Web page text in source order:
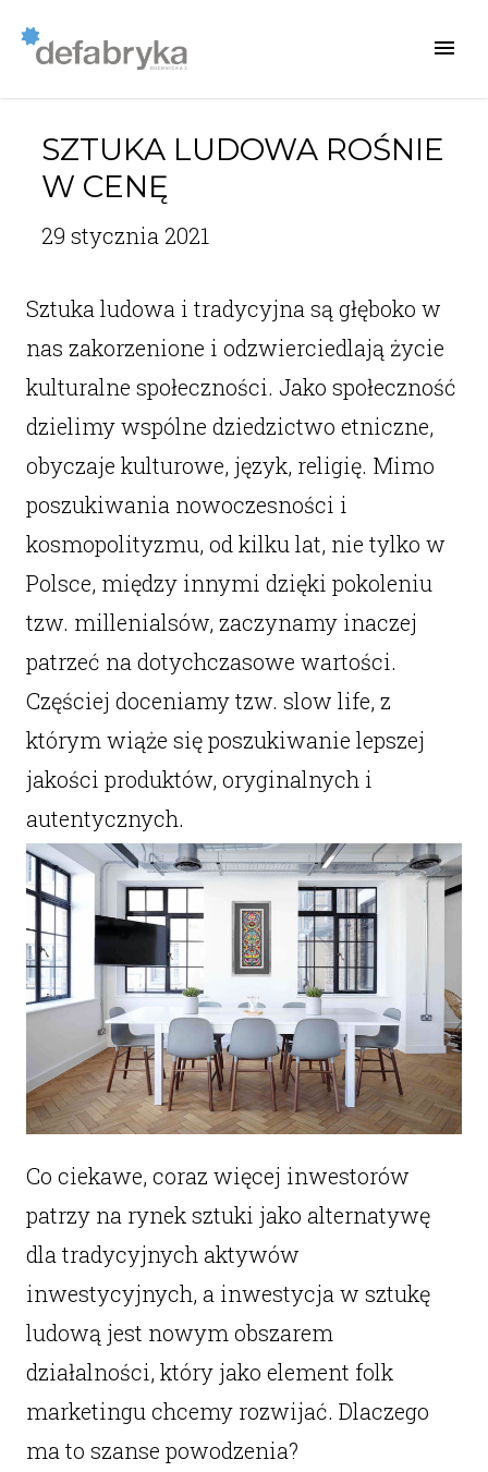
SZTUKA LUDOWA ROŚNIE
W CENĘ
29 stycznia 2021
Sztuka ludowa i tradycyjna są głęboko w
nas zakorzenione i odzwierciedlają życie
kulturalne społeczności. Jako społeczność
dzielimy wspólne dziedzictwo etniczne,
obyczaje kulturowe, język, religię. Mimo
poszukiwania nowoczesności i
kosmopolityzmu, od kilku lat, nie tylko w
Polsce, między innymi dzięki pokoleniu
tzw. millenialsów, zaczynamy inaczej
patrzeć na dotychczasowe wartości.
Częściej doceniamy tzw. slow life, z
którym wiąże się poszukiwanie lepszej
jakości produktów, oryginalnych i
autentycznych.
Co ciekawe, coraz więcej inwestorów
patrzy na rynek sztuki jako alternatywę
dla tradycyjnych aktywów
inwestycyjnych, a inwestycja w sztukę
ludową jest nowym obszarem
działalności, który jako element folk
marketingu chcemy rozwijać. Dlaczego
ma to szanse powodzenia?